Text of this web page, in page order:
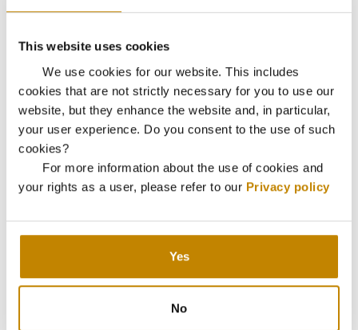
This website uses cookies
We use cookies for our website. This includes
cookies that are not strictly necessary for you to use our
website, but they enhance the website and, in particular,
your user experience. Do you consent to the use of such
cookies?
For more information about the use of cookies and
your rights as a user, please refer to our Privacy policy
Yes
No